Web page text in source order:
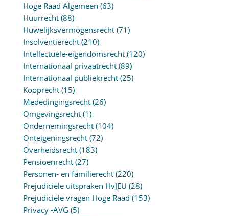
Hoge Raad Algemeen (63)
Huurrecht(88)
Huwelijksvermogensrecht(71)
Insolventierecht(210)
Intellectuele-eigendomsrecht(120)
Internationaal privaatrecht(89)
Internationaal publiekrecht(25)
Kooprecht(15)
Mededingingsrecht(26)
Omgevingsrecht(1)
Ondernemingsrecht(104)
Onteigeningsrecht(72)
Overheidsrecht(183)
Pensioenrecht(27)
Personen- en familierecht(220)
Prejudiciële uitspraken HvJEU (28)
Prejudiciële vragen Hoge Raad (153)
Privacy -AVG (5)